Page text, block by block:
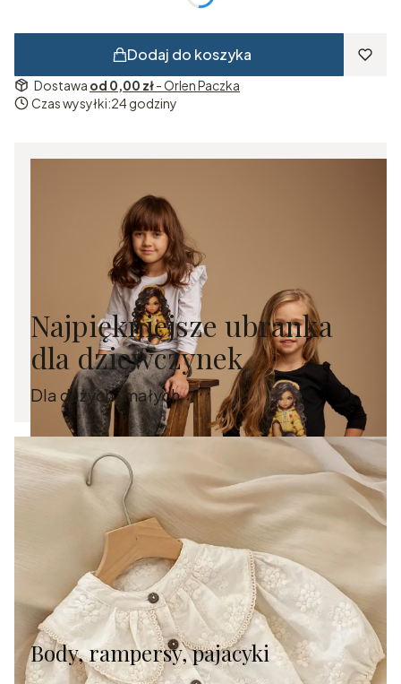
Dodaj do koszyka
Dostawa od 0,00 zł- Orlen Paczka
Czas wysyłki:24 godziny
Najpiękniejsze ubranka
dla dziewczynek
Dla dużych i małych
Body, rampersy, pajacyki